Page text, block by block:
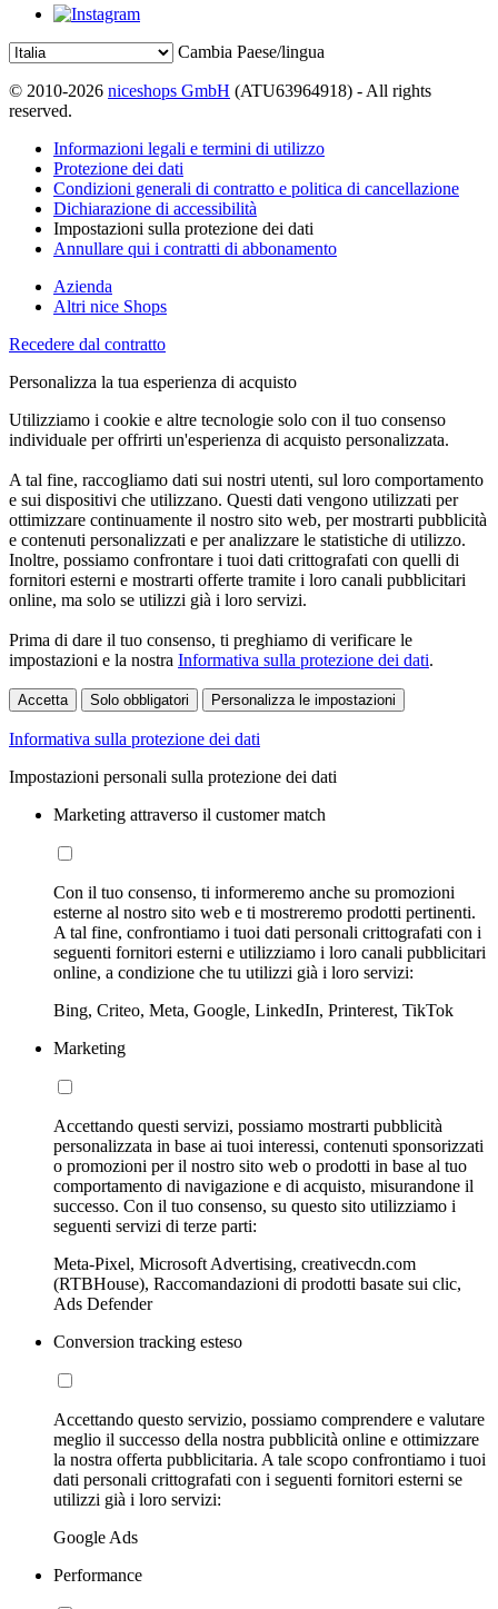
Cambia Paese/lingua
© 2010-2026 niceshops GmbH (ATU63964918) - All rights
reserved.
Informazioni legali e termini di utilizzo
Protezione dei dati
Condizioni generali di contratto e politica di cancellazione
Dichiarazione di accessibilità
Impostazioni sulla protezione dei dati
Annullare qui i contratti di abbonamento
Azienda
Altri nice Shops
Recedere dal contratto
Personalizza la tua esperienza di acquisto
Utilizziamo i cookie e altre tecnologie solo con il tuo consenso
individuale per offrirti un'esperienza di acquisto personalizzata.
A tal fine, raccogliamo dati sui nostri utenti, sul loro comportamento
e sui dispositivi che utilizzano. Questi dati vengono utilizzati per
ottimizzare continuamente il nostro sito web, per mostrarti pubblicità
e contenuti personalizzati e per analizzare le statistiche di utilizzo.
Inoltre, possiamo confrontare i tuoi dati crittografati con quelli di
fornitori esterni e mostrarti offerte tramite i loro canali pubblicitari
online, ma solo se utilizzi già i loro servizi.
Prima di dare il tuo consenso, ti preghiamo di verificare le
impostazioni e la nostra Informativa sulla protezione dei dati.
Accetta Solo obbligatori Personalizza le impostazioni
Informativa sulla protezione dei dati
Impostazioni personali sulla protezione dei dati
Marketing attraverso il customer match
Con il tuo consenso, ti informeremo anche su promozioni
esterne al nostro sito web e ti mostreremo prodotti pertinenti.
A tal fine, confrontiamo i tuoi dati personali crittografati con i
seguenti fornitori esterni e utilizziamo i loro canali pubblicitari
online, a condizione che tu utilizzi già i loro servizi:
Bing, Criteo, Meta, Google, LinkedIn, Printerest, TikTok
Marketing
Accettando questi servizi, possiamo mostrarti pubblicità
personalizzata in base ai tuoi interessi, contenuti sponsorizzati
o promozioni per il nostro sito web o prodotti in base al tuo
comportamento di navigazione e di acquisto, misurandone il
successo. Con il tuo consenso, su questo sito utilizziamo i
seguenti servizi di terze parti:
Meta-Pixel, Microsoft Advertising, creativecdn.com
(RTBHouse), Raccomandazioni di prodotti basate sui clic,
Ads Defender
Conversion tracking esteso
Accettando questo servizio, possiamo comprendere e valutare
meglio il successo della nostra pubblicità online e ottimizzare
la nostra offerta pubblicitaria. A tale scopo confrontiamo i tuoi
dati personali crittografati con i seguenti fornitori esterni se
utilizzi già i loro servizi:
Google Ads
Performance